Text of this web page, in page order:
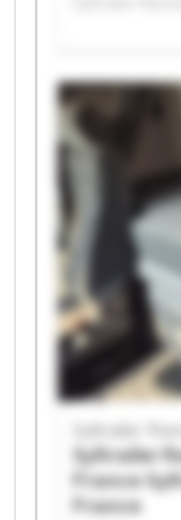
Syltrailer
Syltrailer
Syltrailer
Syltrailer
Syltrailer
Syltrailer
Syltrailer
Syltrailer
Syltrailer
France
France